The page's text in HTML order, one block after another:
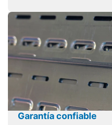
Garantía confiable